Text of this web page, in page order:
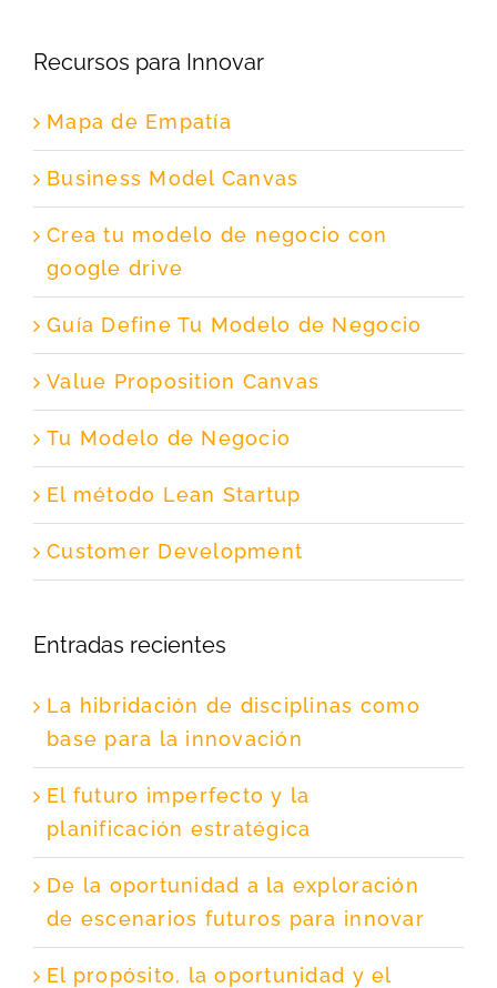
Recursos para Innovar
Mapa de Empatía
Business Model Canvas
Crea tu modelo de negocio con
google drive
Guía Define Tu Modelo de Negocio
Value Proposition Canvas
Tu Modelo de Negocio
El método Lean Startup
Customer Development
Entradas recientes
La hibridación de disciplinas como
base para la innovación
El futuro imperfecto y la
planificación estratégica
De la oportunidad a la exploración
de escenarios futuros para innovar
El propósito, la oportunidad y el